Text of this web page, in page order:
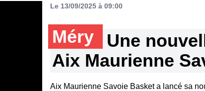
Le 13/09/2025 à 09:00
Méry
Une
Aix Maurienne
Aix Maurienne Savoie Basket a lancé sa